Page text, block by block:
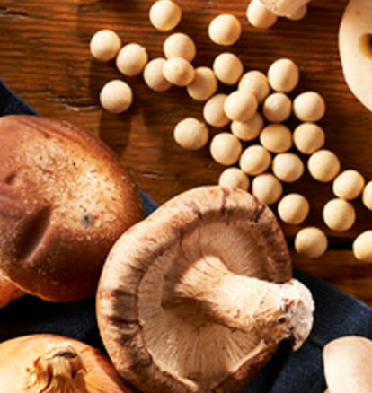
杉岡 侑也
株式会社MiL / 代表取締役社長